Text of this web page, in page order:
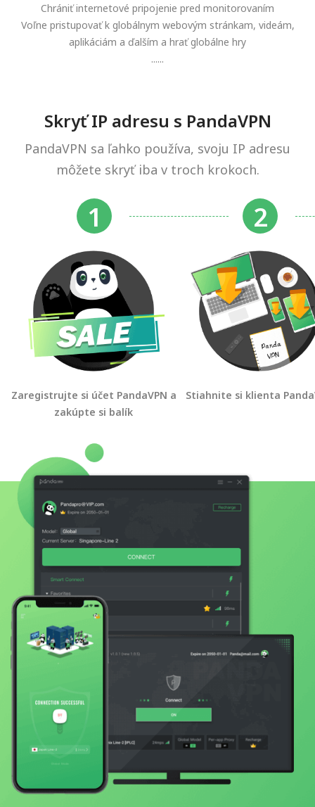
Chrániť internetové pripojenie pred monitorovaním
Voľne pristupovať k globálnym webovým stránkam, videám,
aplikáciám a ďalším a hrať globálne hry
......
Skryť IP adresu s PandaVPN
PandaVPN sa ľahko používa, svoju IP adresu
môžete skryť iba v troch krokoch.
Zaregistrujte si účet PandaVPN a
zakúpte si balík
Stiahnite si klienta